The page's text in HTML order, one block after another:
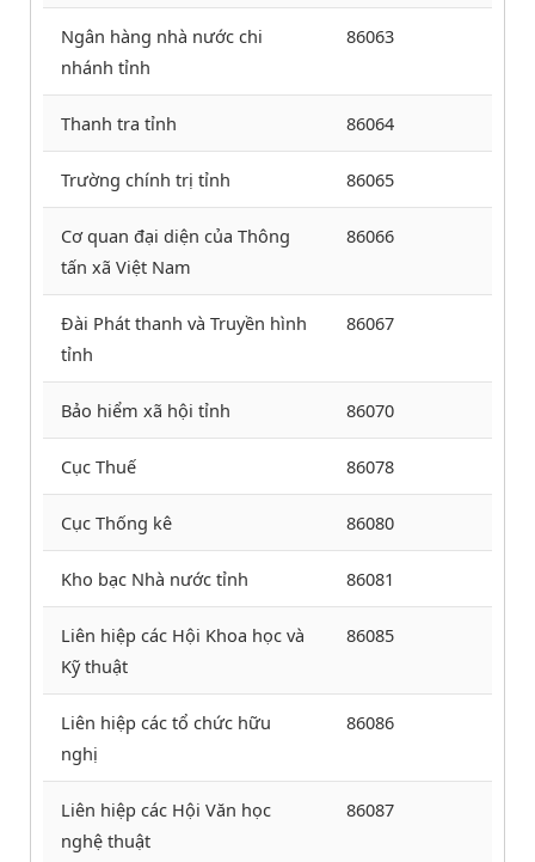
Ngân hàng nhà nước chi
nhánh tỉnh
86063
Thanh tra tỉnh 86064
Trường chính trị tỉnh 86065
Cơ quan đại diện của Thông
tấn xã Việt Nam
86066
Đài Phát thanh và Truyền hình
tỉnh
86067
Bảo hiểm xã hội tỉnh 86070
Cục Thuế 86078
Cục Thống kê 86080
Kho bạc Nhà nước tỉnh 86081
Liên hiệp các Hội Khoa học và
Kỹ thuật
86085
Liên hiệp các tổ chức hữu
nghị
86086
Liên hiệp các Hội Văn học
nghệ thuật
86087